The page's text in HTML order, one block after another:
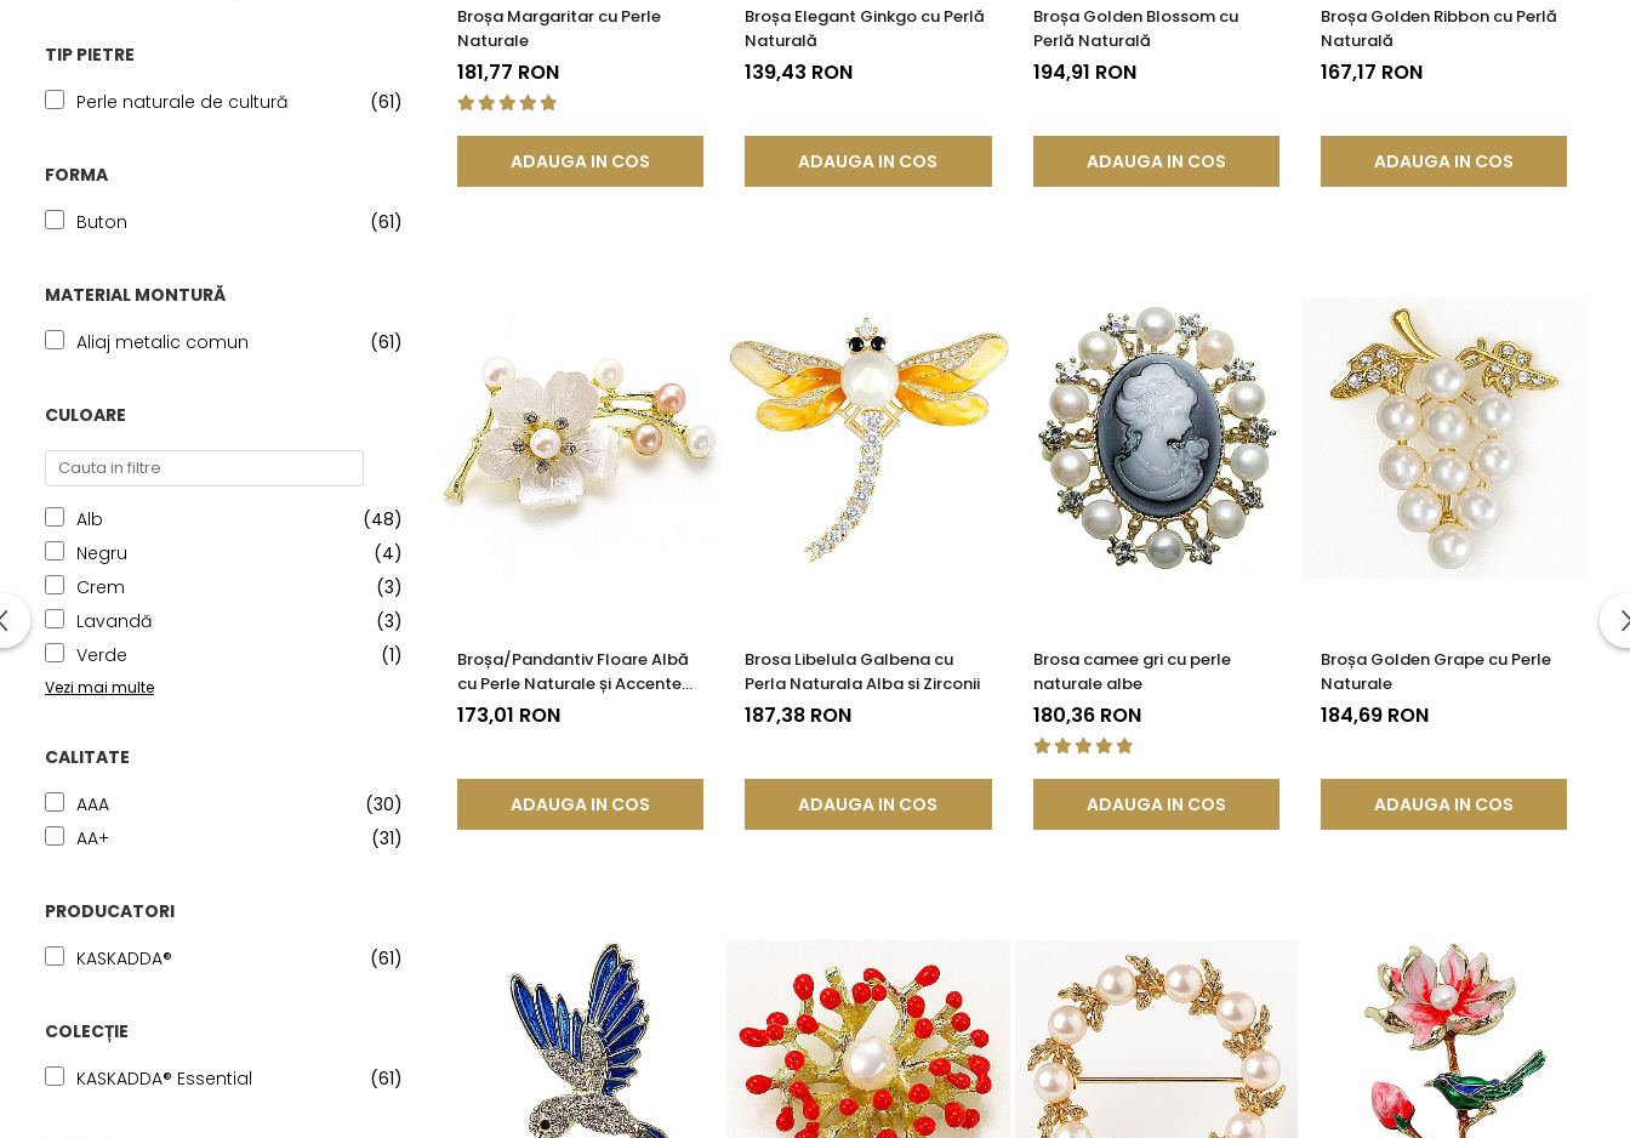
TIP PIETRE
Perle naturale de cultură
(61)
FORMA
Buton
(61)
MATERIAL MONTURĂ
Aliaj metalic comun
(61)
CULOARE
Alb
(48)
Negru
(4)
Crem
(3)
Lavandă
(3)
Verde
(1)
Vezi mai multe
CALITATE
AAA
(30)
AA+
(31)
PRODUCATORI
KASKADDA®
(61)
COLECȚIE
KASKADDA® Essential
(61)
Broșa Margaritar cu Perle
Naturale
181,77 RON
ADAUGA IN COS
Broșa Elegant Ginkgo cu Perlă
Naturală
139,43 RON
ADAUGA IN COS
Broșa Golden Blossom cu
Perlă Naturală
194,91 RON
ADAUGA IN COS
Broșa Golden Ribbon cu Perlă
Naturală
167,17 RON
ADAUGA IN COS
Broșa/Pandantiv Floare Albă
cu Perle Naturale și Accente
Aurii
173,01 RON
ADAUGA IN COS
Brosa Libelula Galbena cu
Perla Naturala Alba si Zirconii
187,38 RON
ADAUGA IN COS
Brosa camee gri cu perle
naturale albe
180,36 RON
ADAUGA IN COS
Broșa Golden Grape cu Perle
Naturale
184,69 RON
ADAUGA IN COS